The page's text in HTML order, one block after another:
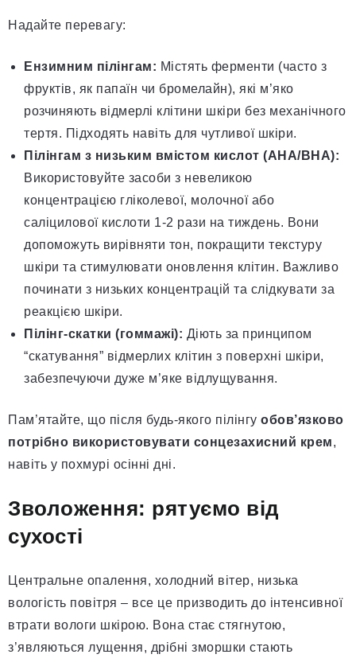
Надайте перевагу:
Ензимним пілінгам: Містять ферменти (часто з
фруктів, як папаїн чи бромелайн), які м’яко
розчиняють відмерлі клітини шкіри без механічного
тертя. Підходять навіть для чутливої шкіри.
Пілінгам з низьким вмістом кислот (АНА/ВНА):
Використовуйте засоби з невеликою
концентрацією гліколевої, молочної або
саліцилової кислоти 1-2 рази на тиждень. Вони
допоможуть вирівняти тон, покращити текстуру
шкіри та стимулювати оновлення клітин. Важливо
починати з низьких концентрацій та слідкувати за
реакцією шкіри.
Пілінг-скатки (гоммажі): Діють за принципом
“скатування” відмерлих клітин з поверхні шкіри,
забезпечуючи дуже м’яке відлущування.
Пам’ятайте, що після будь-якого пілінгу обов’язково
потрібно використовувати сонцезахисний крем,
навіть у похмурі осінні дні.
Зволоження: рятуємо від
сухості
Центральне опалення, холодний вітер, низька
вологість повітря – все це призводить до інтенсивної
втрати вологи шкірою. Вона стає стягнутою,
з’являються лущення, дрібні зморшки стають